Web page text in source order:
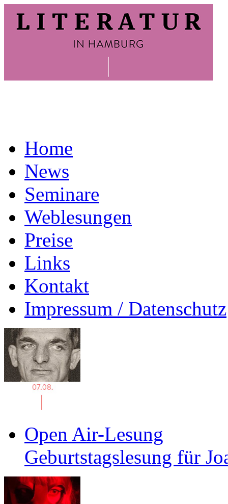
Home
News
Seminare
Weblesungen
Preise
Links
Kontakt
Impressum / Datenschutz
Open Air-Lesung
Geburtstagslesung für